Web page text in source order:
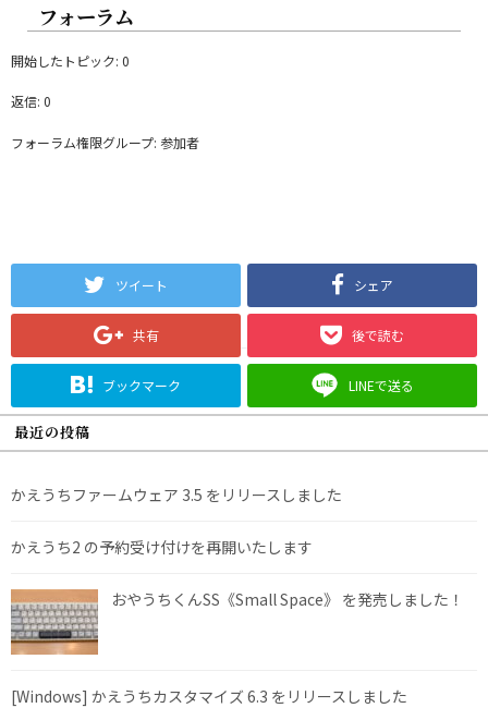
フォーラム
開始したトピック: 0
返信: 0
フォーラム権限グループ: 参加者
ツイート シェア
共有 後で読む
ブックマーク LINEで送る
最近の投稿
かえうちファームウェア 3.5 をリリースしました
かえうち2 の予約受け付けを再開いたします
おやうちくんSS《Small Space》 を発売しました！
[Windows] かえうちカスタマイズ 6.3 をリリースしました